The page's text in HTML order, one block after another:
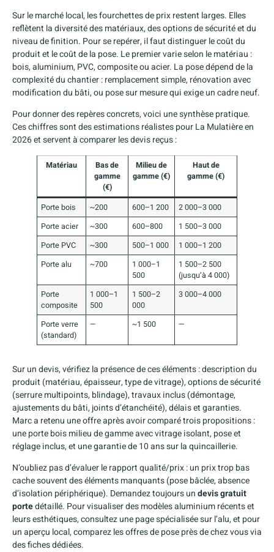
Sur le marché local, les fourchettes de prix restent larges. Elles
reflètent la diversité des matériaux, des options de sécurité et du
niveau de finition. Pour se repérer, il faut distinguer le coût du
produit et le coût de la pose. Le premier varie selon le matériau :
bois, aluminium, PVC, composite ou acier. La pose dépend de la
complexité du chantier : remplacement simple, rénovation avec
modification du bâti, ou pose sur mesure qui exige un cadre neuf.
Pour donner des repères concrets, voici une synthèse pratique.
Ces chiffres sont des estimations réalistes pour La Mulatière en
2026 et servent à comparer les devis reçus :
Matériau
Bas de
gamme
(€)
Milieu de
gamme (€)
Haut de
gamme (€)
Porte bois ~200 600–1 200
2 000–3 000
Porte acier
~300 600–800
1 500–3 000
Porte PVC
~300 500–1 000
1 000–1 200
Porte alu
~700
1 000–1
500
1 500–2 500
(jusqu’à 4 000)
Porte
composite
1 000–1
500
1 500–2
000
3 000–4 000
Porte verre
(standard)
— ~1 500 —
Sur un devis, vérifiez la présence de ces éléments : description du
produit (matériau, épaisseur, type de vitrage), options de sécurité
(serrure multipoints, blindage), travaux inclus (démontage,
ajustements du bâti, joints d’étanchéité), délais et garanties.
Marc a retenu une offre après avoir comparé trois propositions :
une porte bois milieu de gamme avec vitrage isolant, pose et
réglage inclus, et une garantie de 10 ans sur la quincaillerie.
N’oubliez pas d’évaluer le rapport qualité/prix : un prix trop bas
cache souvent des éléments manquants (pose bâclée, absence
d’isolation périphérique). Demandez toujours undevis gratuit
portedétaillé. Pour visualiser des modèles aluminium récents et
leurs esthétiques, consultez une page spécialisée sur l’alu, et pour
un aperçu local, comparez les offres de pose près de chez vous via
des fiches dédiées.